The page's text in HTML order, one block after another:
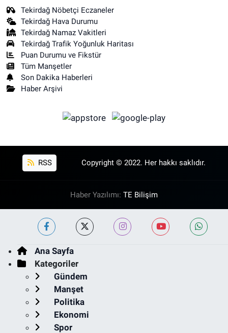
Tekirdağ Nöbetçi Eczaneler
Tekirdağ Hava Durumu
Tekirdağ Namaz Vakitleri
Tekirdağ Trafik Yoğunluk Haritası
Puan Durumu ve Fikstür
Tüm Manşetler
Son Dakika Haberleri
Haber Arşivi
RSS Copyright © 2022. Her hakkı saklıdır.
Haber Yazılımı: TE Bilişim
Ana Sayfa
Kategoriler
Gündem
Manşet
Politika
Ekonomi
Spor